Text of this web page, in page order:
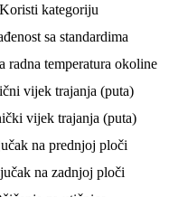
Koristi kategoriju
sa standardima
radna temperatura okoline
vijek trajanja (puta)
vijek trajanja (puta)
na prednjoj ploči
na zadnjoj ploči